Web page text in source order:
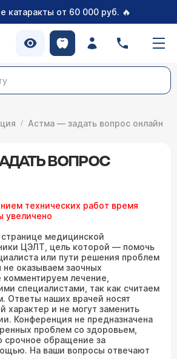
катаракты от 60 000 руб. 🔥
Астма — задать вопрос онлайн
ВОПРОС
технических работ время
увеличено
медицинской
ЦЭЛТ, цель которой — помочь
или пути решения проблем
оказываем заочных
комментируем лечение,
специалистами, так как считаем
Ответы наших врачей носят
характер и не могут заменить
Конференция не предназначена
проблем со здоровьем,
срочное обращение за
На ваши вопросы отвечают